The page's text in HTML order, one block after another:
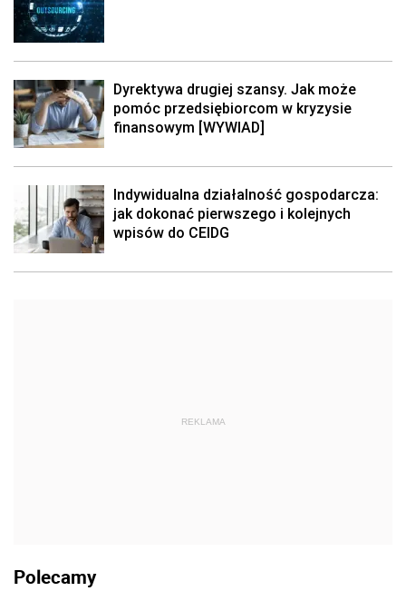
Dyrektywa drugiej szansy. Jak może
pomóc przedsiębiorcom w kryzysie
finansowym [WYWIAD]
Indywidualna działalność gospodarcza:
jak dokonać pierwszego i kolejnych
wpisów do CEIDG
REKLAMA
Polecamy